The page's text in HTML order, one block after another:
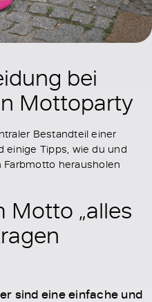
bei
Mottoparty
Bestandteil einer
einige Tipps, wie du und
herausholen
Motto „alles
sind eine einfache und